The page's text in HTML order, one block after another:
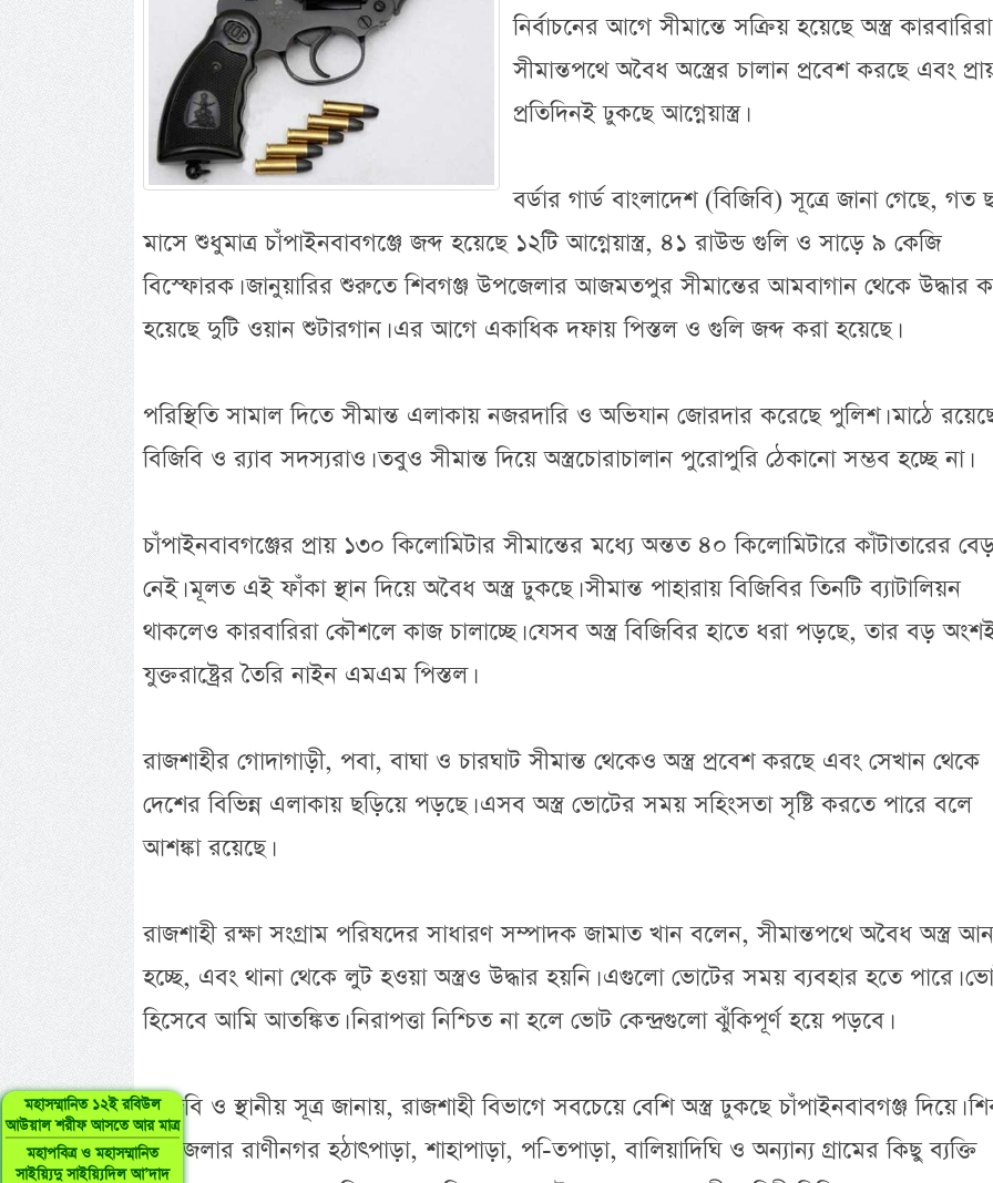
মহাসম্মানিত ১২ই রবিউল
আউয়াল শরীফ আসতে আর মাত্র
মহাপবিত্র ও মহাসম্মানিত
সাইয়্যিদু সাইয়্যিদিল আ’দাদ
নির্বাচনের আগে সীমান্তে সক্রিয় হয়েছে অস্ত্র
সীমান্তপথে অবৈধ অস্ত্রের চালান প্রবেশ করছে এবং
প্রতিদিনই ঢুকছে আগ্নেয়াস্ত্র।
বর্ডার গার্ড বাংলাদেশ (বিজিবি) সূত্রে জানা গেছে, গত
মাসে শুধুমাত্র চাঁপাইনবাবগঞ্জে জব্দ হয়েছে ১২টি আগ্নেয়াস্ত্র, ৪১ রাউন্ড গুলি ও সাড়ে ৯ কেজি
বিস্ফোরক। জানুয়ারির শুরুতে শিবগঞ্জ উপজেলার আজমতপুর সীমান্তের আমবাগান থেকে উদ্ধার
হয়েছে দুটি ওয়ান শুটারগান। এর আগে একাধিক দফায় পিস্তল ও গুলি জব্দ করা হয়েছে।
পরিস্থিতি সামাল দিতে সীমান্ত এলাকায় নজরদারি ও অভিযান জোরদার করেছে পুলিশ। মাঠে
বিজিবি ও র‌্যাব সদস্যরাও। তবুও সীমান্ত দিয়ে অস্ত্রচোরাচালান পুরোপুরি ঠেকানো সম্ভব হচ্ছে না।
চাঁপাইনবাবগঞ্জের প্রায় ১৩০ কিলোমিটার সীমান্তের মধ্যে অন্তত ৪০ কিলোমিটারে কাঁটাতারের
নেই। মূলত এই ফাঁকা স্থান দিয়ে অবৈধ অস্ত্র ঢুকছে। সীমান্ত পাহারায় বিজিবির তিনটি ব্যাটালিয়ন
থাকলেও কারবারিরা কৌশলে কাজ চালাচ্ছে। যেসব অস্ত্র বিজিবির হাতে ধরা পড়ছে, তার বড়
যুক্তরাষ্ট্রের তৈরি নাইন এমএম পিস্তল।
রাজশাহীর গোদাগাড়ী, পবা, বাঘা ও চারঘাট সীমান্ত থেকেও অস্ত্র প্রবেশ করছে এবং সেখান থেকে
দেশের বিভিন্ন এলাকায় ছড়িয়ে পড়ছে। এসব অস্ত্র ভোটের সময় সহিংসতা সৃষ্টি করতে পারে বলে
আশঙ্কা রয়েছে।
রাজশাহী রক্ষা সংগ্রাম পরিষদের সাধারণ সম্পাদক জামাত খান বলেন, সীমান্তপথে অবৈধ অস্ত্র
হচ্ছে, এবং থানা থেকে লুট হওয়া অস্ত্রও উদ্ধার হয়নি। এগুলো ভোটের সময় ব্যবহার হতে পারে।
হিসেবে আমি আতঙ্কিত। নিরাপত্তা নিশ্চিত না হলে ভোট কেন্দ্রগুলো ঝুঁকিপূর্ণ হয়ে পড়বে।
বিজিবি ও স্থানীয় সূত্র জানায়, রাজশাহী বিভাগে সবচেয়ে বেশি অস্ত্র ঢুকছে চাঁপাইনবাবগঞ্জ দিয়ে।
উপজেলার রাণীনগর হঠাৎপাড়া, শাহাপাড়া, প-িতপাড়া, বালিয়াদিঘি ও অন্যান্য গ্রামের কিছু ব্যক্তি